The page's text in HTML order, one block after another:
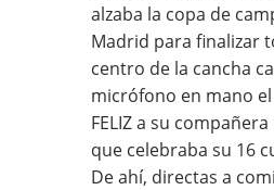
alzaba la copa de
Madrid para finalizar
centro de la cancha
micrófono en mano el
FELIZ a su compañera
que celebraba su 16
De ahí, directas a